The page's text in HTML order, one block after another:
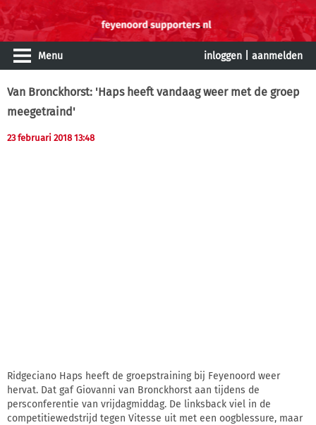
Menu inloggen aanmelden
Van Bronckhorst: 'Haps heeft vandaag weer met de groep
meegetraind'
23 februari 2018 13:48
Ridgeciano Haps heeft de groepstraining bij Feyenoord weer
hervat. Dat gaf Giovanni van Bronckhorst aan tijdens de
persconferentie van vrijdagmiddag. De linksback viel in de
competitiewedstrijd tegen Vitesse uit met een oogblessure, maar